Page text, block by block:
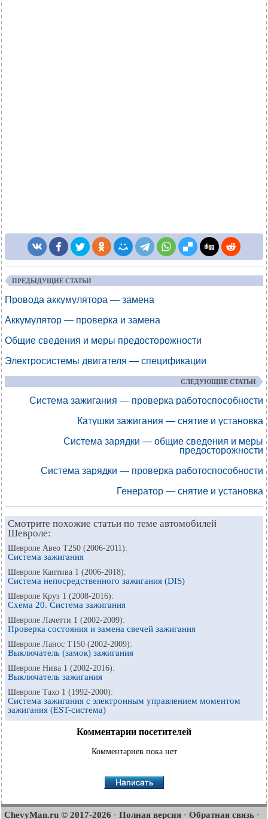
ПРЕДЫДУЩИЕ СТАТЬИ
Провода аккумулятора — замена
Аккумулятор — проверка и замена
Общие сведения и меры предосторожности
Электросистемы двигателя — спецификации
СЛЕДУЮЩИЕ СТАТЬИ
Система зажигания — проверка работоспособности
Катушки зажигания — снятие и установка
Система зарядки — общие сведения и меры
предосторожности
Система зарядки — проверка работоспособности
Генератор — снятие и установка
Смотрите похожие статьи по теме автомобилей
Шевроле:
Шевроле Авео Т250 (2006-2011):
Система зажигания
Шевроле Каптива 1 (2006-2018):
Система непосредственного зажигания (DIS)
Шевроле Круз 1 (2008-2016):
Схема 20. Система зажигания
Шевроле Лачетти 1 (2002-2009):
Проверка состояния и замена свечей зажигания
Шевроле Ланос Т150 (2002-2009):
Выключатель (замок) зажигания
Шевроле Нива 1 (2002-2016):
Выключатель зажигания
Шевроле Тахо 1 (1992-2000):
Система зажигания с электронным управлением моментом
зажигания (EST-система)
Комментарии посетителей
Комментариев пока нет
ChevyMan.ru © 2017-2026 · Полная версия · Обратная связь ·